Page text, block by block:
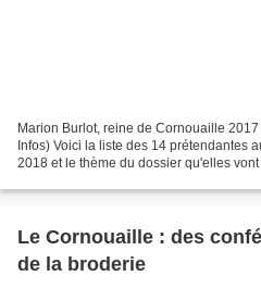
Marion Burlot, reine de Cornouaille
Infos) Voici la liste des 14 prétendantes
2018 et le thème du dossier qu'elles
Le Cornouaille : des
de la broderie